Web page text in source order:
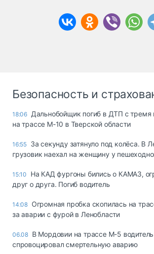
Безопасность и
18:06 Дальнобойщик погиб в ДТП с тремя
на трассе М-10 в Тверской области
16:55 За секунду затянуло под колёса. В
грузовик наехал на женщину у
15:10
На КАД фургоны бились о КАМАЗ,
друг о друга. Погиб водитель
14:08 Огромная пробка скопилась на
за аварии с фурой в Ленобласти
06.08 В Мордовии на трассе М-5
спровоцировал смертельную аварию